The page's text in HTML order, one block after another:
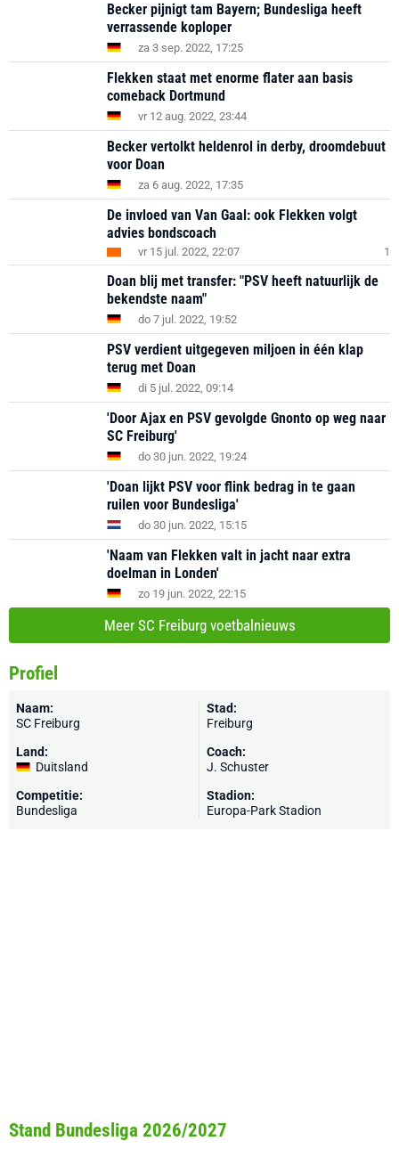
Becker pijnigt tam Bayern; Bundesliga heeft
verrassende koploper
za 3 sep. 2022, 17:25
Flekken staat met enorme flater aan basis
comeback Dortmund
vr 12 aug. 2022, 23:44
Becker vertolkt heldenrol in derby, droomdebuut
voor Doan
za 6 aug. 2022, 17:35
De invloed van Van Gaal: ook Flekken volgt
advies bondscoach
vr 15 jul. 2022, 22:07 1
Doan blij met transfer: "PSV heeft natuurlijk de
bekendste naam"
do 7 jul. 2022, 19:52
PSV verdient uitgegeven miljoen in één klap
terug met Doan
di 5 jul. 2022, 09:14
'Door Ajax en PSV gevolgde Gnonto op weg naar
SC Freiburg'
do 30 jun. 2022, 19:24
'Doan lijkt PSV voor flink bedrag in te gaan
ruilen voor Bundesliga'
do 30 jun. 2022, 15:15
'Naam van Flekken valt in jacht naar extra
doelman in Londen'
zo 19 jun. 2022, 22:15
Meer SC Freiburg voetbalnieuws
Profiel
Naam:
SC Freiburg
Land:
Duitsland
Competitie:
Bundesliga
Stad:
Freiburg
Coach:
J. Schuster
Stadion:
Europa-Park Stadion
Stand Bundesliga 2026/2027